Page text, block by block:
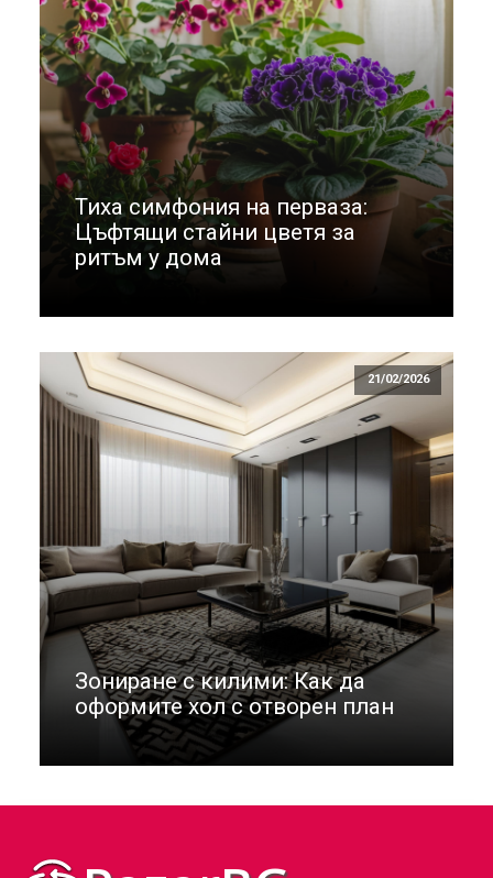
Тиха симфония на перваза:
Цъфтящи стайни цветя за
ритъм у дома
21/02/2026
Зониране с килими: Как да
оформите хол с отворен план